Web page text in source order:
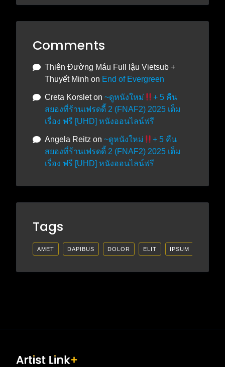
Comments
Thiên Đường Máu Full lậu Vietsub +
Thuyết Minh on End of Evergreen
Creta Korsleton ~ดูหนังใหม่
+ 5 คืน
สยองที่ร้านเฟรดดี้ 2 (FNAF2) 2025 เต็ม
เรื่อง ฟรี [UHD] หนังออนไลน์ฟรี
Angela Reitz on ~ดูหนังใหม่
+ 5 คืน
สยองที่ร้านเฟรดดี้ 2 (FNAF2) 2025 เต็ม
เรื่อง ฟรี [UHD] หนังออนไลน์ฟรี
Tags
AMET DAPIBUS DOLOR ELIT IPSUM